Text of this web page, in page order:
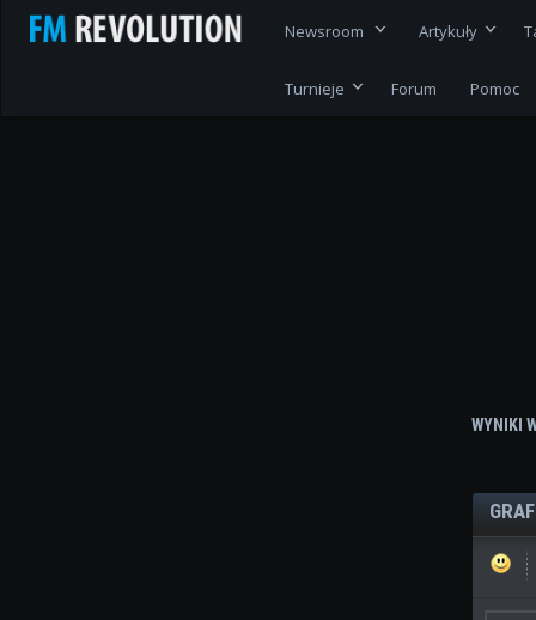
Newsroom Artykuły
Turnieje Forum Pomoc
WYNIKI